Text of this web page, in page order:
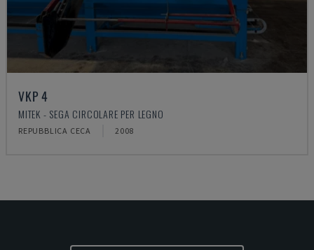
VKP 4
MITEK - SEGA CIRCOLARE PER LEGNO
REPUBBLICA CECA 2008